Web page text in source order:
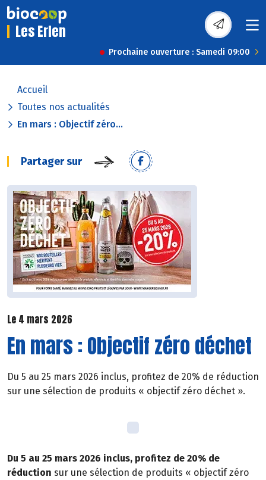
Les Erlen
Prochaine ouverture : Samedi 09:00
Accueil
Toutes nos actualités
En mars : Objectif zéro...
Partager sur
Le 4 mars 2026
En mars : Objectif zéro déchet
Du 5 au 25 mars 2026 inclus, profitez de 20% de réduction
sur une sélection de produits « objectif zéro déchet ».
Du 5 au 25 mars 2026 inclus, profitez de 20% de
réduction sur une sélection de produits « objectif zéro